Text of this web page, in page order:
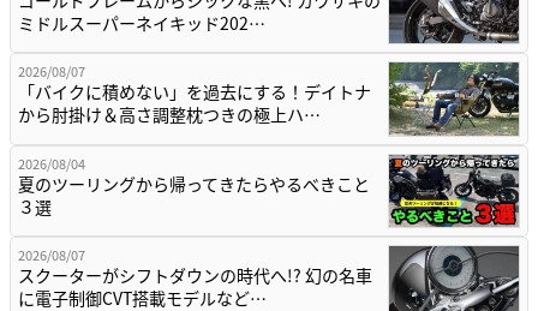
ミドルスーパーネイキッド202…
2026/08/07
「バイクに積めない」を過去にする！デイトナ
から肘掛け＆高さ調整枕つきの極上ハ…
2026/08/04
夏のツーリングから帰ってきたらやるべきこと
３選
2026/08/07
スクーターがシフトダウンの時代へ!? 幻の名車
に電子制御CVT搭載モデルなど…